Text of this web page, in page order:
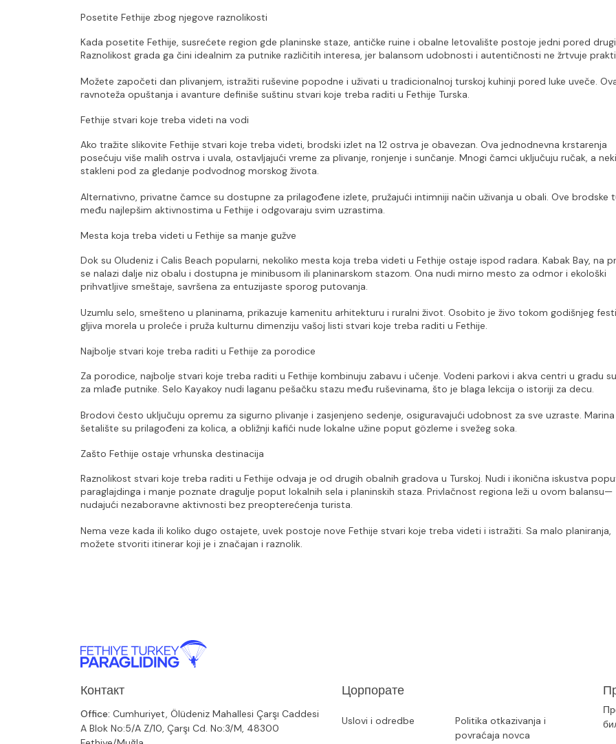
Posetite Fethije zbog njegove raznolikosti
Kada posetite Fethije, susrećete region gde planinske staze, antičke ruine i obalne letovalište postojе jedni pored
Raznolikost grada ga čini idealnim za putnike različitih interesa, jer balansom udobnosti i autentičnosti ne žrtvuje
Možete započeti dan plivanjem, istražiti ruševine popodne i uživati u tradicionalnoj turskoj kuhinji pored luke uveče.
ravnoteža opuštanja i avanture definiše suštinu stvari koje treba raditi u Fethije Turska.
Fethije stvari koje treba videti na vodi
Ako tražite slikovite Fethije stvari koje treba videti, brodski izlet na 12 ostrva je obavezan. Ova jednodnevna krstarenja
posećuju više malih ostrva i uvala, ostavljajući vreme za plivanje, ronjenje i sunčanje. Mnogi čamci uključuju ručak, a
stakleni pod za gledanje podvodnog morskog života.
Alternativno, privatne čamce su dostupne za prilagođene izlete, pružajući intimniji način uživanja u obali. Ove brodske
među najlepšim aktivnostima u Fethije i odgovaraju svim uzrastima.
Mesta koja treba videti u Fethije sa manje gužve
Dok su Oludeniz i Calis Beach popularni, nekoliko mesta koja treba videti u Fethije ostaje ispod radara. Kabak Bay, na
se nalazi dalje niz obalu i dostupna je minibusom ili planinarskom stazom. Ona nudi mirno mesto za odmor i ekološki
prihvatljive smeštaje, savršena za entuzijaste sporog putovanja.
Uzumlu selo, smešteno u planinama, prikazuje kamenitu arhitekturu i ruralni život. Osobito je živo tokom godišnjeg
gljiva morela u proleće i pruža kulturnu dimenziju vašoj listi stvari koje treba raditi u Fethije.
Najbolje stvari koje treba raditi u Fethije za porodice
Za porodice, najbolje stvari koje treba raditi u Fethije kombinuju zabavu i učenje. Vodeni parkovi i akva centri u gradu
za mlađe putnike. Selo Kayakoy nudi laganu pešačku stazu među ruševinama, što je blaga lekcija o istoriji za decu.
Brodovi često uključuju opremu za sigurno plivanje i zasjenjeno sedenje, osiguravajući udobnost za sve uzraste. Marina
šetalište su prilagođeni za kolica, a obližnji kafići nude lokalne užine poput gözleme i svežeg soka.
Zašto Fethije ostaje vrhunska destinacija
Raznolikost stvari koje treba raditi u Fethije odvaja je od drugih obalnih gradova u Turskoj. Nudi i ikonična iskustva
paraglajdinga i manje poznate dragulje poput lokalnih sela i planinskih staza. Privlačnost regiona leži u ovom balansu—
nudajući nezaboravne aktivnosti bez preopterećenja turista.
Nema veze kada ili koliko dugo ostajete, uvek postoje nove Fethije stvari koje treba videti i istražiti. Sa malo planiranja,
možete stvoriti itinerar koji je i značajan i raznolik.
Контакт
Office: Cumhuriyet, Ölüdeniz Mahallesi Çarşı Caddesi
A Blok No:5/A Z/10, Çarşı Cd. No:3/M, 48300
Цорпорате
Uslovi i odredbe
Politika otkazivanja i
povraćaja novca